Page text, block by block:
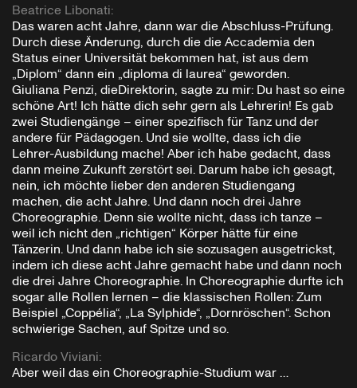
Beatrice Libonati:
Das waren acht Jahre, dann war die Abschluss-Prüfung.
Durch diese Änderung, durch die die Accademia den
Status einer Universität bekommen hat, ist aus dem
„Diplom“ dann ein „diploma di laurea“ geworden.
Giuliana Penzi, dieDirektorin, sagte zu mir: Du hast so eine
schöne Art! Ich hätte dich sehr gern als Lehrerin! Es gab
zwei Studiengänge – einer spezifisch für Tanz und der
andere für Pädagogen. Und sie wollte, dass ich die
Lehrer-Ausbildung mache! Aber ich habe gedacht, dass
dann meine Zukunft zerstört sei. Darum habe ich gesagt,
nein, ich möchte lieber den anderen Studiengang
machen, die acht Jahre. Und dann noch drei Jahre
Choreographie. Denn sie wollte nicht, dass ich tanze –
weil ich nicht den „richtigen“ Körper hätte für eine
Tänzerin. Und dann habe ich sie sozusagen ausgetrickst,
indem ich diese acht Jahre gemacht habe und dann noch
die drei Jahre Choreographie. In Choreographie durfte ich
sogar alle Rollen lernen – die klassischen Rollen: Zum
Beispiel „Coppélia“, „La Sylphide“, „Dornröschen“. Schon
schwierige Sachen, auf Spitze und so.
Ricardo Viviani:
Aber weil das ein Choreographie-Studium war …